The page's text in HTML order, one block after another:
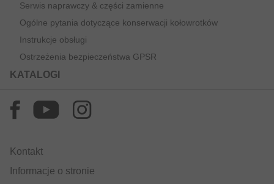
Serwis naprawczy & części zamienne
Ogólne pytania dotyczące konserwacji kołowrotków
Instrukcje obsługi
Ostrzeżenia bezpieczeństwa GPSR
KATALOGI
Kontakt
Informacje o stronie